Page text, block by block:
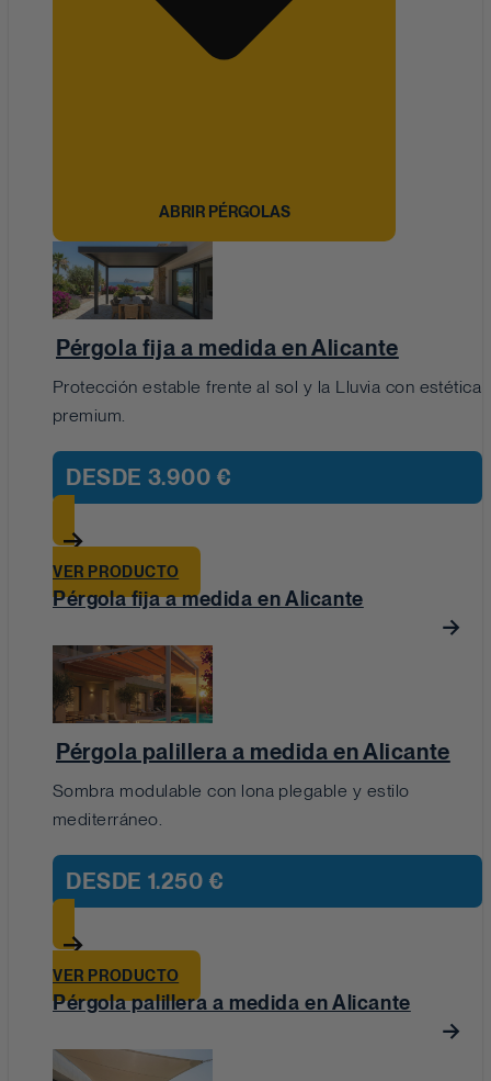
ABRIR PÉRGOLAS
Pérgola fija a medida en Alicante
Protección estable frente al sol y la Lluvia con estética
premium.
DESDE 3.900 €
VER PRODUCTO
Pérgola fija a medida en Alicante
Pérgola palillera a medida en Alicante
Sombra modulable con lona plegable y estilo
mediterráneo.
DESDE 1.250 €
VER PRODUCTO
Pérgola palillera a medida en Alicante